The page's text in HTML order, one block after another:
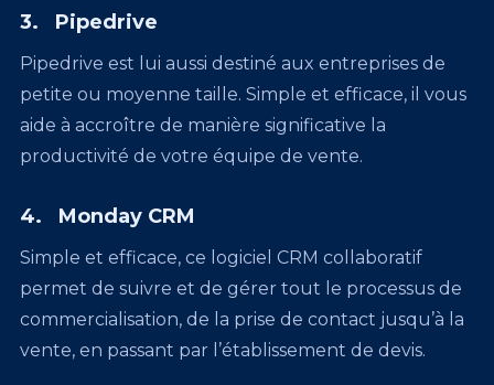
3. Pipedrive
Pipedrive est lui aussi destiné aux entreprises de
petite ou moyenne taille. Simple et efficace, il vous
aide à accroître de manière significative la
productivité de votre équipe de vente.
4. Monday CRM
Simple et efficace, ce logiciel CRM collaboratif
permet de suivre et de gérer tout le processus de
commercialisation, de la prise de contact jusqu’à la
vente, en passant par l’établissement de devis.